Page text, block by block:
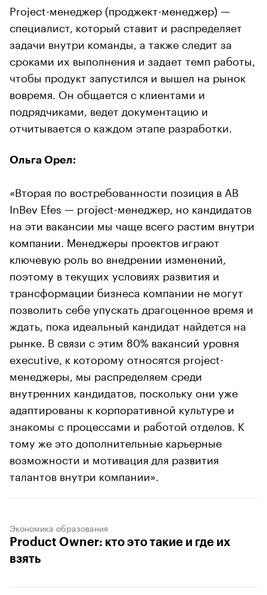
Project-менеджер (проджект-менеджер) —
специалист, который ставит и распределяет
задачи внутри команды, а также следит за
сроками их выполнения и задает темп работы,
чтобы продукт запустился и вышел на рынок
вовремя. Он общается с клиентами и
подрядчиками, ведет документацию и
отчитывается о каждом этапе разработки.
Ольга Орел:
«Вторая по востребованности позиция в AB
InBev Efes — project-менеджер, но кандидатов
на эти вакансии мы чаще всего растим внутри
компании. Менеджеры проектов играют
ключевую роль во внедрении изменений,
поэтому в текущих условиях развития и
трансформации бизнеса компании не могут
позволить себе упускать драгоценное время и
ждать, пока идеальный кандидат найдется на
рынке. В связи с этим 80% вакансий уровня
executive, к которому относятся project-
менеджеры, мы распределяем среди
внутренних кандидатов, поскольку они уже
адаптированы к корпоративной культуре и
знакомы с процессами и работой отделов. К
тому же это дополнительные карьерные
возможности и мотивация для развития
талантов внутри компании».
Экономика образования
Product Owner: кто это такие и где их
взять